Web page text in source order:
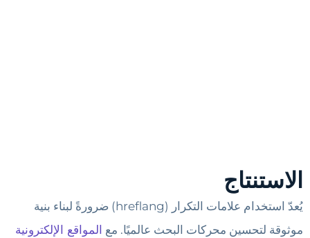
الاستنتاج
يُعدّ استخدام علامات التكرار (hreflang) ضرورةً لبناء بنية
موثوقة لتحسين محركات البحث عالميًا. مع المواقع الإلكترونية